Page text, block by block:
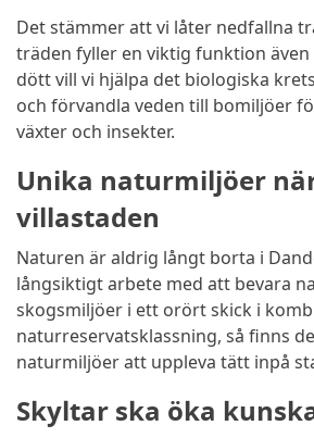
Det stämmer att vi låter nedfallna
träden fyller en viktig funktion
dött vill vi hjälpa det biologiska
och förvandla veden till bomiljöer
växter och insekter.
Unika naturmiljöer
villastaden
Naturen är aldrig långt borta i
långsiktigt arbete med att bevara
skogsmiljöer i ett orört skick i
naturreservatsklassning, så finns
naturmiljöer att uppleva tätt inpå
Skyltar ska öka